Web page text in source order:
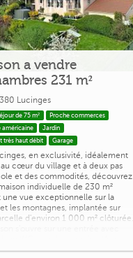
a vendre
231 m²
Lucinges
de 75 m²
Proche commerces
américaine
Jardin
très haut débit
Garage
en exclusivité, idéalement
cœur du village et à deux pas
et des commodités, découvrez
individuelle de 230 m²
une vue exceptionnelle sur la
les montagnes, implantée sur
d'environ 1 000 m² clôturée.
quelques marches, un salon salle